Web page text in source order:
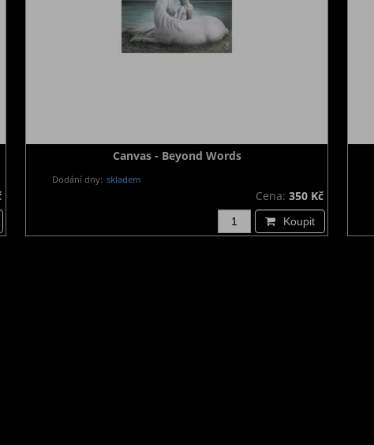
Canvas - Beyond Words
Dodání dny: skladem
Cena: 350 Kč
Koupit